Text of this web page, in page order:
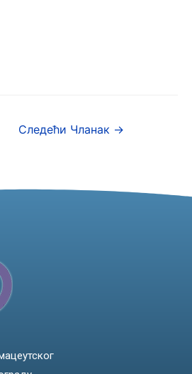
Следећи Чланак →